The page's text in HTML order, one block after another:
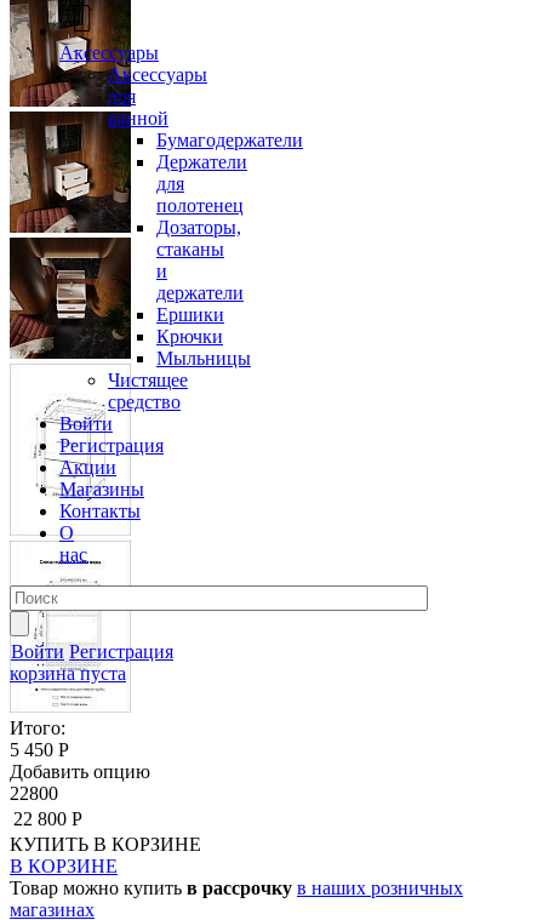
Аксессуары
Аксессуары
для
ванной
Бумагодержатели
Держатели
для
полотенец
Дозаторы,
стаканы
и
держатели
Ершики
Крючки
Мыльницы
Чистящее
средство
Войти
Регистрация
Акции
Магазины
Контакты
О
нас
Войти Регистрация
корзина пуста
Итого:
5 450 Р
Добавить опцию
22800
22 800 Р
КУПИТЬ В КОРЗИНЕ
В КОРЗИНЕ
Товар можно купить в рассрочку в наших розничных
магазинах